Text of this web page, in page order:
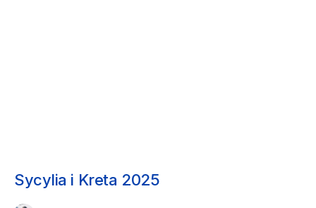
Sycylia i Kreta 2025